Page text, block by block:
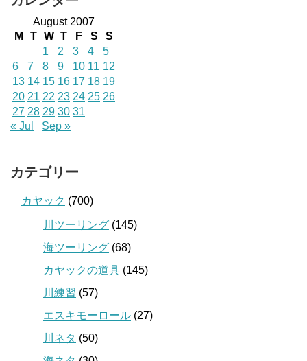
August 2007
M
T W T F S
S
1
2 3 4
5
6
7 8 9 10 11 12
13 14 15 16 17 18 19
20 21 22 23 24 25 26
27 28 29 30 31
« Jul
Sep »
カテゴリー
カヤック (700)
川ツーリング (145)
海ツーリング (68)
カヤックの道具 (145)
川練習 (57)
エスキモーロール (27)
川ネタ (50)